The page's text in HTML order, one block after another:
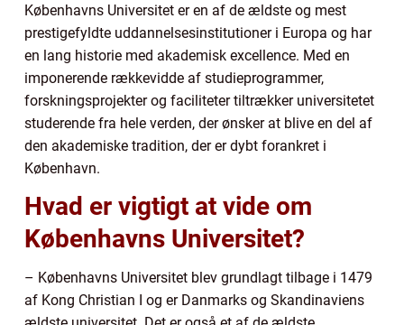
Københavns Universitet er en af de ældste og mest
prestigefyldte uddannelsesinstitutioner i Europa og har
en lang historie med akademisk excellence. Med en
imponerende rækkevidde af studieprogrammer,
forskningsprojekter og faciliteter tiltrækker universitetet
studerende fra hele verden, der ønsker at blive en del af
den akademiske tradition, der er dybt forankret i
København.
Hvad er vigtigt at vide om
Københavns Universitet?
– Københavns Universitet blev grundlagt tilbage i 1479
af Kong Christian I og er Danmarks og Skandinaviens